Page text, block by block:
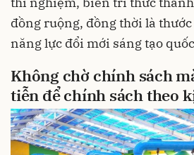
đồng ruộng, đồng thời là
năng lực đổi mới sáng tạo
Không chờ chính sách
tiễn đểchính sách theo